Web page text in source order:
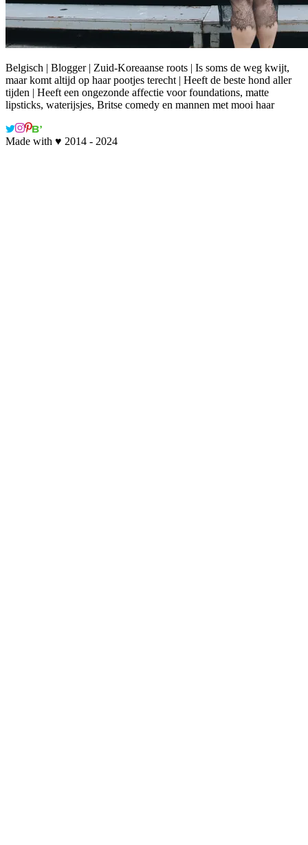
Belgisch | Blogger | Zuid-Koreaanse roots | Is soms de weg kwijt,
maar komt altijd op haar pootjes terecht | Heeft de beste hond aller
tijden | Heeft een ongezonde affectie voor foundations, matte
lipsticks, waterijsjes, Britse comedy en mannen met mooi haar
Made with ♥ 2014 - 2024